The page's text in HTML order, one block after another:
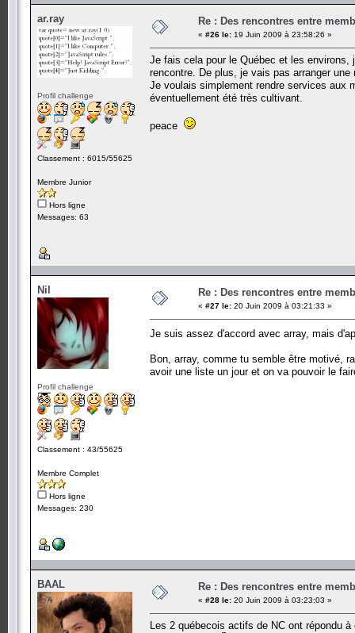
ar.ray
Profil challenge
Classement : 6015/55625
Membre Junior
Hors ligne
Messages: 63
Re : Des rencontres entre
« #26 le: 19 Juin 2009 à 23:58:26 »
Je fais cela pour le Québec et les
rencontre. De plus, je vais pas arranger
Je voulais simplement rendre services aux
éventuellement été très cultivant.
peace
Nil
Profil challenge
Classement : 43/55625
Membre Complet
Hors ligne
Messages: 230
Re : Des rencontres entre
« #27 le: 20 Juin 2009 à 03:21:33 »
Je suis assez d'accord avec array, mais
Bon, array, comme tu semble être motivé,
avoir une liste un jour et on va pouvoir le
BAAL Re : Des rencontres entre
« #28 le: 20 Juin 2009 à 03:23:03 »
Les 2 québecois actifs de NC ont répondu